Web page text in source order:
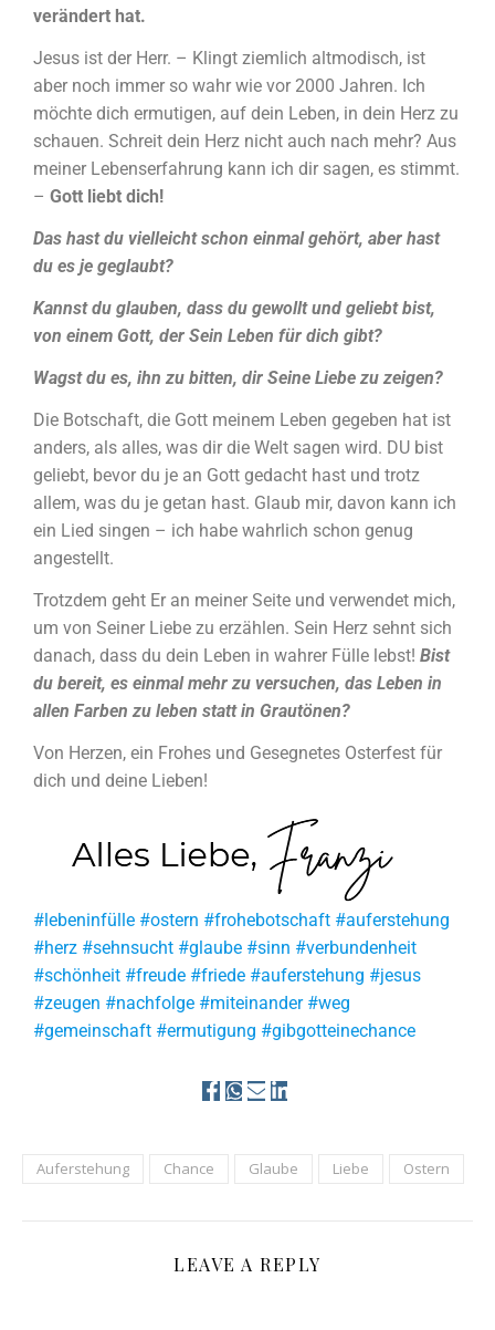
verändert hat.
Jesus ist der Herr. – Klingt ziemlich altmodisch, ist
aber noch immer so wahr wie vor 2000 Jahren. Ich
möchte dich ermutigen, auf dein Leben, in dein Herz zu
schauen. Schreit dein Herz nicht auch nach mehr? Aus
meiner Lebenserfahrung kann ich dir sagen, es stimmt.
– Gott liebt dich!
Das hast du vielleicht schon einmal gehört, aber hast
du es je geglaubt?
Kannst du glauben, dass du gewollt und geliebt bist,
von einem Gott, der Sein Leben für dich gibt?
Wagst du es, ihn zu bitten, dir Seine Liebe zu zeigen?
Die Botschaft, die Gott meinem Leben gegeben hat ist
anders, als alles, was dir die Welt sagen wird. DU bist
geliebt, bevor du je an Gott gedacht hast und trotz
allem, was du je getan hast. Glaub mir, davon kann ich
ein Lied singen – ich habe wahrlich schon genug
angestellt.
Trotzdem geht Er an meiner Seite und verwendet mich,
um von Seiner Liebe zu erzählen. Sein Herz sehnt sich
danach, dass du dein Leben in wahrer Fülle lebst! Bist
du bereit, es einmal mehr zu versuchen, das Leben in
allen Farben zu leben statt in Grautönen?
Von Herzen, ein Frohes und Gesegnetes Osterfest für
dich und deine Lieben!
#lebeninfülle #ostern #frohebotschaft #auferstehung
#herz #sehnsucht #glaube #sinn #verbundenheit
#schönheit #freude #friede #auferstehung #jesus
#zeugen #nachfolge #miteinander #weg
#gemeinschaft #ermutigung #gibgotteinechance
Auferstehung Chance Glaube Liebe Ostern
LEAVE A REPLY